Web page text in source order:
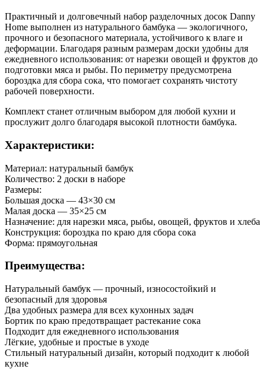
Практичный и долговечный набор разделочных досок Danny
Home выполнен из натурального бамбука — экологичного,
прочного и безопасного материала, устойчивого к влаге и
деформации. Благодаря разным размерам доски удобны для
ежедневного использования: от нарезки овощей и фруктов до
подготовки мяса и рыбы. По периметру предусмотрена
бороздка для сбора сока, что помогает сохранять чистоту
рабочей поверхности.
Комплект станет отличным выбором для любой кухни и
прослужит долго благодаря высокой плотности бамбука.
Характеристики:
Материал: натуральный бамбук
Количество: 2 доски в наборе
Размеры:
Большая доска — 43×30 см
Малая доска — 35×25 см
Назначение: для нарезки мяса, рыбы, овощей, фруктов и хлеба
Конструкция: бороздка по краю для сбора сока
Форма: прямоугольная
Преимущества:
Натуральный бамбук — прочный, износостойкий и
безопасный для здоровья
Два удобных размера для всех кухонных задач
Бортик по краю предотвращает растекание сока
Подходит для ежедневного использования
Лёгкие, удобные и простые в уходе
Стильный натуральный дизайн, который подходит к любой
кухне